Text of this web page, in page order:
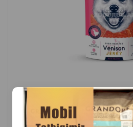
Масса Цена
9.00